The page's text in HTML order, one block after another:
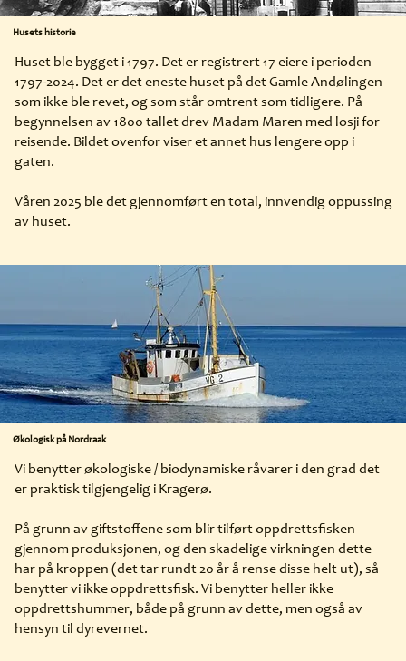
Husets historie
Huset ble bygget i 1797. Det er registrert 17 eiere i perioden
1797-2024. Det er det eneste huset på det Gamle Andølingen
som ikke ble revet, og som står omtrent som tidligere. På
begynnelsen av 1800 tallet drev Madam Maren med losji for
reisende. Bildet ovenfor viser et annet hus lengere opp i
gaten.
Våren 2025 ble det gjennomført en total, innvendig oppussing
av huset.
Økologisk på Nordraak
Vi benytter økologiske / biodynamiske råvarer i den grad det
er praktisk tilgjengelig i Kragerø.
På grunn av giftstoffene som blir tilført oppdrettsfisken
gjennom produksjonen, og den skadelige virkningen dette
har på kroppen (det tar rundt 20 år å rense disse helt ut), så
benytter vi ikke oppdrettsfisk. Vi benytter heller ikke
oppdrettshummer, både på grunn av dette, men også av
hensyn til dyrevernet.